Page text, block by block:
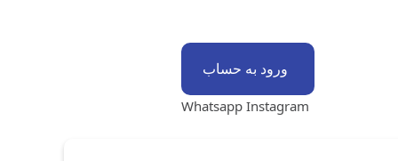
ورود به حساب
Whatsapp Instagram